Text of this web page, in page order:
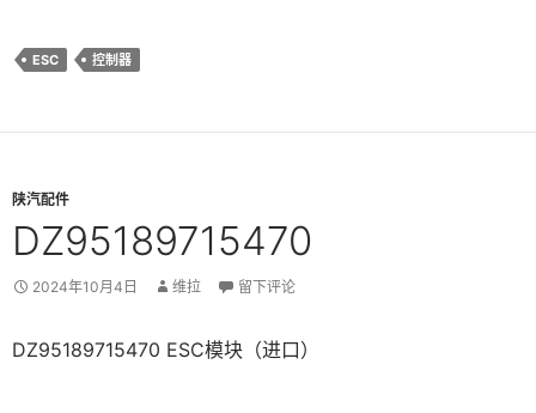
ESC 控制器
陕汽配件
DZ95189715470
2024年10月4日 维拉 留下评论
DZ95189715470 ESC模块（进口）